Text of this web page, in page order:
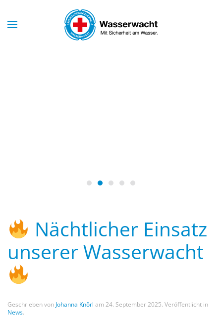
Skip to main content
Wasserwacht Nürnberg
Wasserwacht Nürnberg
Wasserwacht Nürnberg
Wasserwacht Nürnberg
Nächtlicher Einsatz
unserer Wasserwacht
Geschrieben von Johanna Knörl am 24. September 2025. Veröffentlicht in
News.